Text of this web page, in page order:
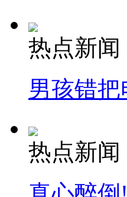
热点新闻
男孩错
热点新闻